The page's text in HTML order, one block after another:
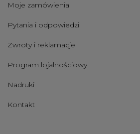
Moje zamówienia
Pytania i odpowiedzi
Zwroty i reklamacje
Program lojalnościowy
Nadruki
Kontakt